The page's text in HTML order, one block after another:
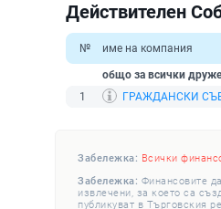
Действителен
№ име на компания
общо за всички
1
ГРАЖДАНСКИ
Забележка: Всички
Забележка: Финансовите
извлечени, за което са
публикуват в Търговския